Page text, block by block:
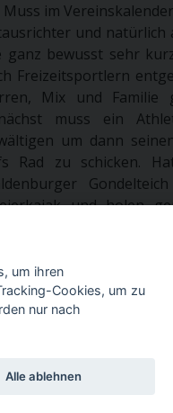
Muss im
und natürlich
ganz bewusst sehr
Freizeitsportlern
Mix und Familie
muss ein
um dann
Rad zu schicken.
und holen
beim Lauf und
auch nicht mehr raus.
dem Siegerpodest aber
um ihren
Cookies, um zu
nur nach
Alle ablehnen